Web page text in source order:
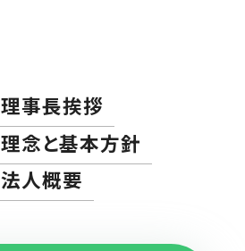
理事長挨拶
理念と基本方針
法人概要